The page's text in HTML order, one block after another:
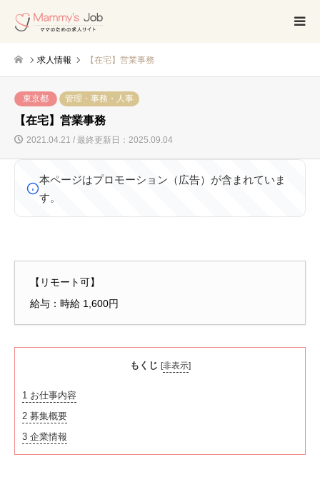
求人情報 【在宅】営業事務
東京都 管理・事務・人事
【在宅】営業事務
2021.04.21 / 最終更新日：2025.09.04
本ページはプロモーション（広告）が含まれていま
す。
【リモート可】
給与：時給 1,600円
もくじ [非表示]
1 お仕事内容
2 募集概要
3 企業情報